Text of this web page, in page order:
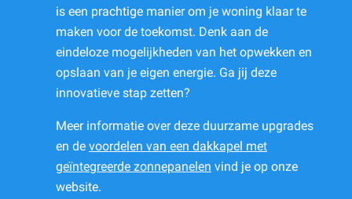
is een prachtige manier om je woning klaar te
maken voor de toekomst. Denk aan de
eindeloze mogelijkheden van het opwekken en
opslaan van je eigen energie. Ga jij deze
innovatieve stap zetten?
Meer informatie over deze duurzame upgrades
en de voordelen van een dakkapel met
geïntegreerde zonnepanelen vind je op onze
website.